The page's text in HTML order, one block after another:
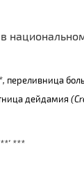
переливница
дейдамия (
***